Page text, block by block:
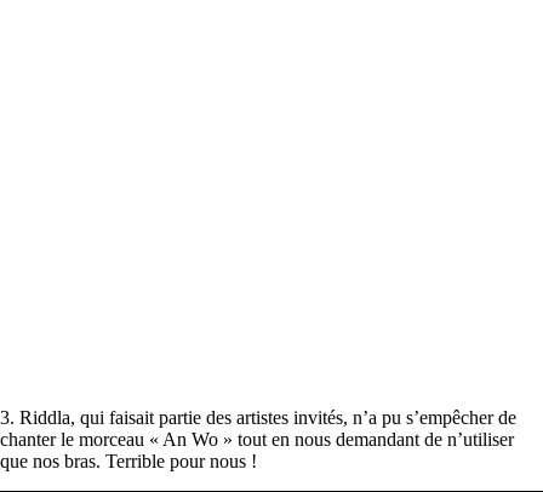
3. Riddla, qui faisait partie des artistes invités, n’a pu s’empêcher de
chanter le morceau « An Wo » tout en nous demandant de n’utiliser
que nos bras. Terrible pour nous !